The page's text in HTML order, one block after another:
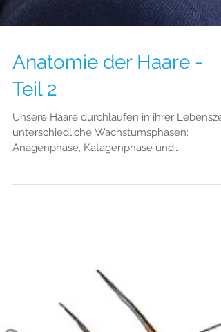
Anatomie der Haare -
Teil 2
unterschiedliche Wachstumsphasen: